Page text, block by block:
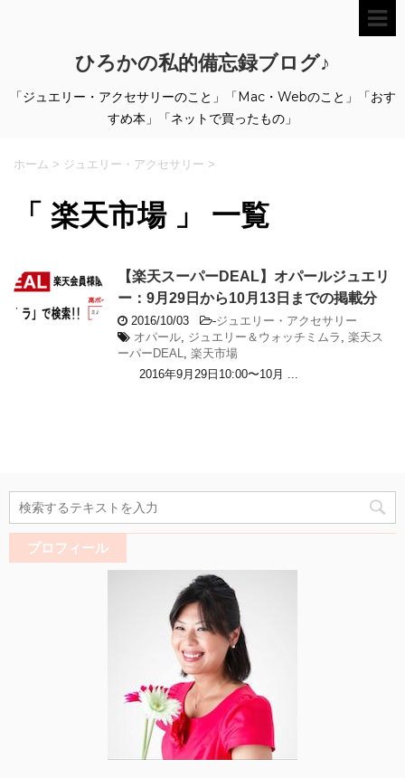
ひろかの私的備忘録ブログ♪
「ジュエリー・アクセサリーのこと」「Mac・Webのこと」「おす
すめ本」「ネットで買ったもの」
ホーム > ジュエリー・アクセサリー >
「 楽天市場 」 一覧
【楽天スーパーDEAL】オパールジュエリ
ー：9月29日から10月13日までの掲載分
2016/10/03 -ジュエリー・アクセサリー
オパール ジュエリー＆ウォッチミムラ
楽天ス
ーパーDEAL
楽天市場
2016年9月29日10:00〜10月 ...
プロフィール